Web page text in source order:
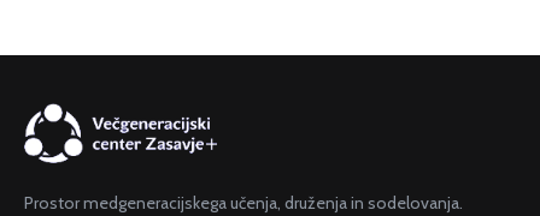
Prostor medgeneracijskega učenja, druženja in sodelovanja.